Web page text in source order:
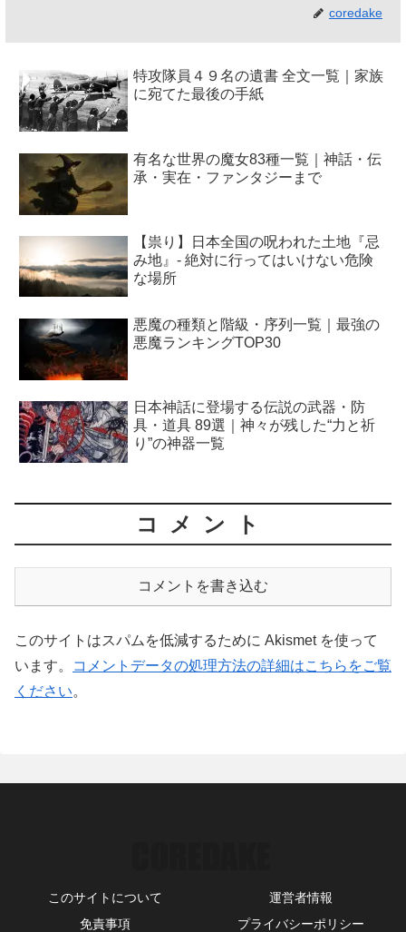
coredake
特攻隊員４９名の遺書 全文一覧｜家族
に宛てた最後の手紙
有名な世界の魔女83種一覧｜神話・伝
承・実在・ファンタジーまで
【祟り】日本全国の呪われた土地『忌
み地』- 絶対に行ってはいけない危険
な場所
悪魔の種類と階級・序列一覧｜最強の
悪魔ランキングTOP30
日本神話に登場する伝説の武器・防
具・道具 89選｜神々が残した“力と祈
り”の神器一覧
コメント
コメントを書き込む
このサイトはスパムを低減するために Akismet を使って
います。
コメントデータの処理方法の詳細はこちらをご覧
ください。
このサイトについて
運営者情報
免責事項
プライバシーポリシー